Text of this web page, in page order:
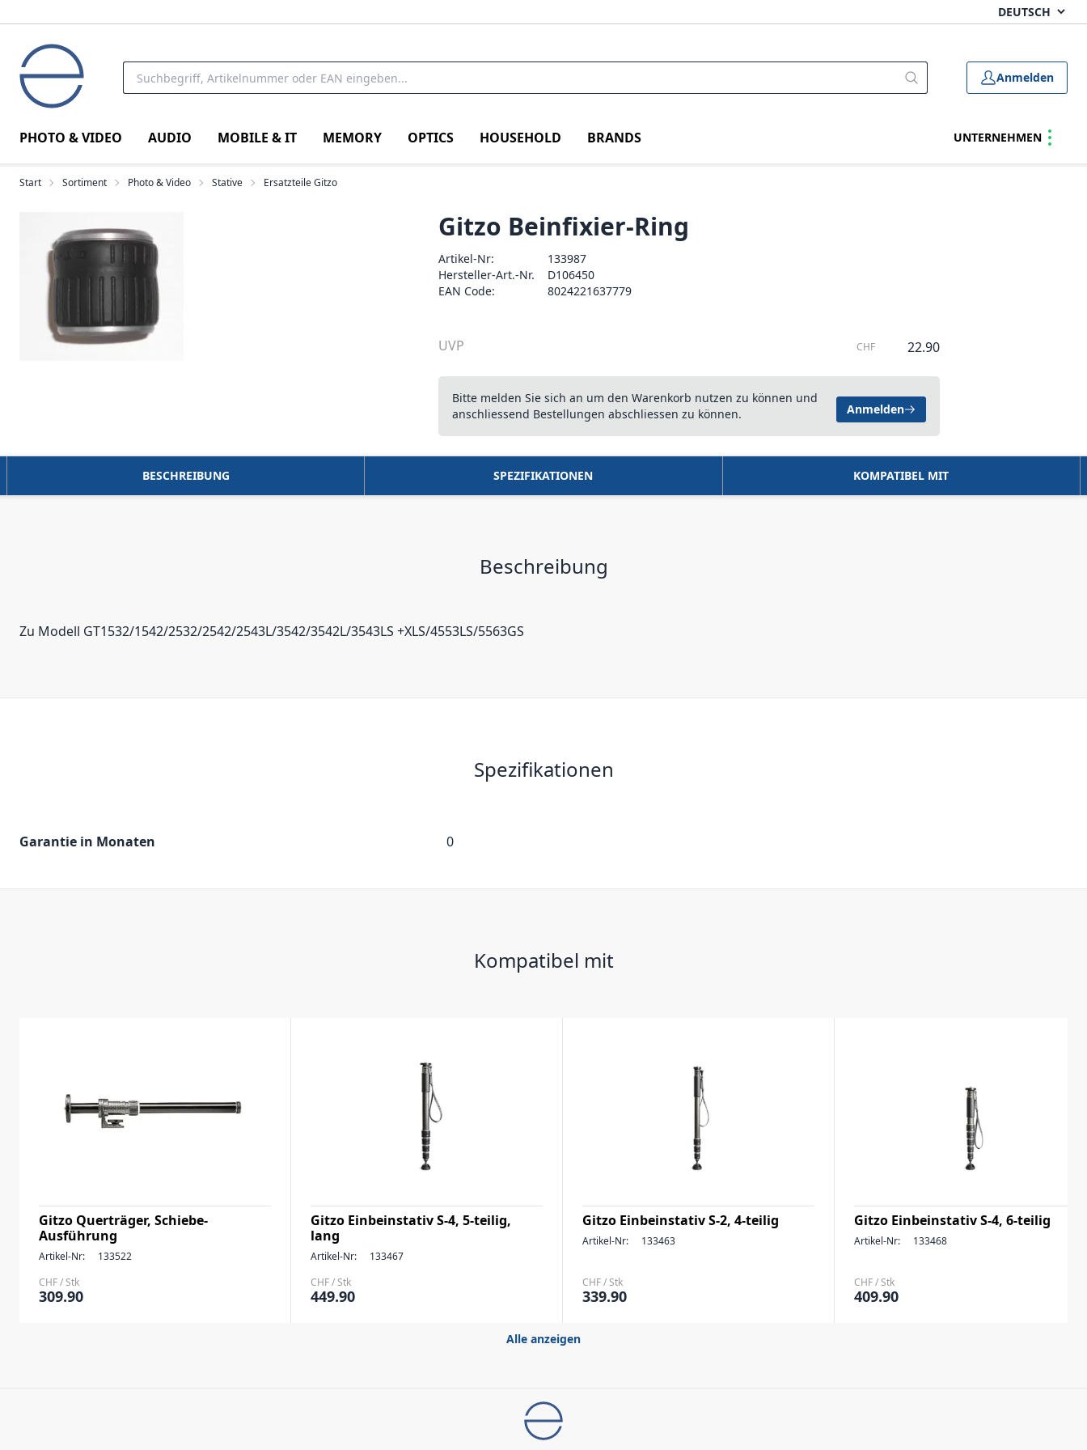
Anmelden
PHOTO & VIDEO AUDIO MOBILE & IT MEMORY OPTICS HOUSEHOLD BRANDS UNTERNEHMEN
Start Sortiment Photo & Video Stative Ersatzteile Gitzo
Gitzo Beinfixier-Ring
Artikel-Nr:
133987
Hersteller-Art.-Nr.
D106450
EAN Code:
8024221637779
UVP CHF 22.90
Bitte melden Sie sich an um den Warenkorb nutzen zu können und
anschliessend Bestellungen abschliessen zu können.
Anmelden
BESCHREIBUNG SPEZIFIKATIONEN KOMPATIBEL MIT
Beschreibung
Zu Modell GT1532/1542/2532/2542/2543L/3542/3542L/3543LS +XLS/4553LS/5563GS
Spezifikationen
Garantie in Monaten 0
Kompatibel mit
Gitzo Querträger, Schiebe-
Ausführung
Artikel-Nr:
133522
CHF / Stk
309.90
Gitzo Einbeinstativ S-4, 5-teilig,
lang
Artikel-Nr:
133467
CHF / Stk
449.90
Gitzo Einbeinstativ S-2, 4-teilig
Artikel-Nr: 133463
CHF / Stk
339.90
Gitzo Einbeinstativ S-4, 6-teilig
Artikel-Nr: 133468
CHF / Stk
409.90
Alle anzeigen